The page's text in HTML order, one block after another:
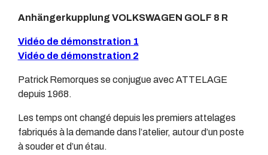
Anhängerkupplung VOLKSWAGEN GOLF 8 R
Vidéo de démonstration 1
Vidéo de démonstration 2
Patrick Remorques se conjugue avec ATTELAGE
depuis 1968.
Les temps ont changé depuis les premiers attelages
fabriqués à la demande dans l’atelier, autour d’un poste
à souder et d’un étau.